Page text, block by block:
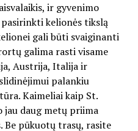
ir gyvenimo
kelionės tikslą
gali būti svaiginanti
galima rasti visame
Austrija, Italija ir
palankiu
Kaimeliai kaip St.
jau daug metų priima
Be pūkuotų trasų, rasite